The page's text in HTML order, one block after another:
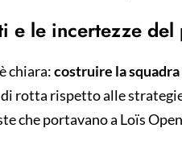
e le incertezze del
chiara:costruire la
rotta rispetto alle
che portavano a Loïs